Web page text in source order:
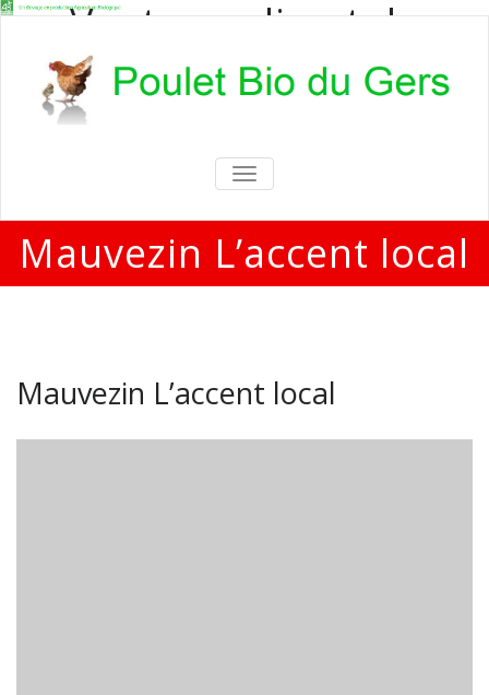
Vente en direct de
poulets bio
Vente en direct de poulets bio aux
particuliers et professionnels
TOGGLE
NAVIGATION
Mauvezin L’accent local
Mauvezin L’accent local